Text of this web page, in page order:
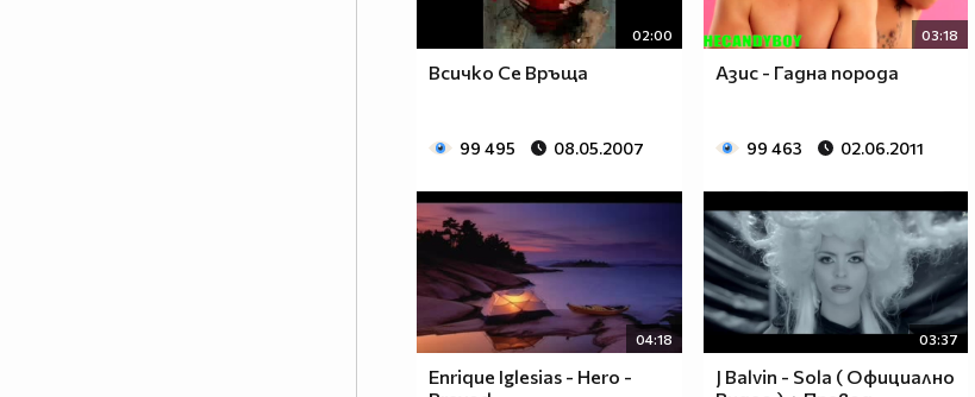
02:00
Всичко Се Връща
99 495 08.05.2007
03:18
Азис - Гадна порода
99 463 02.06.2011
04:18
Enrique Iglesias - Hero -
03:37
J Balvin - Sola ( Официално